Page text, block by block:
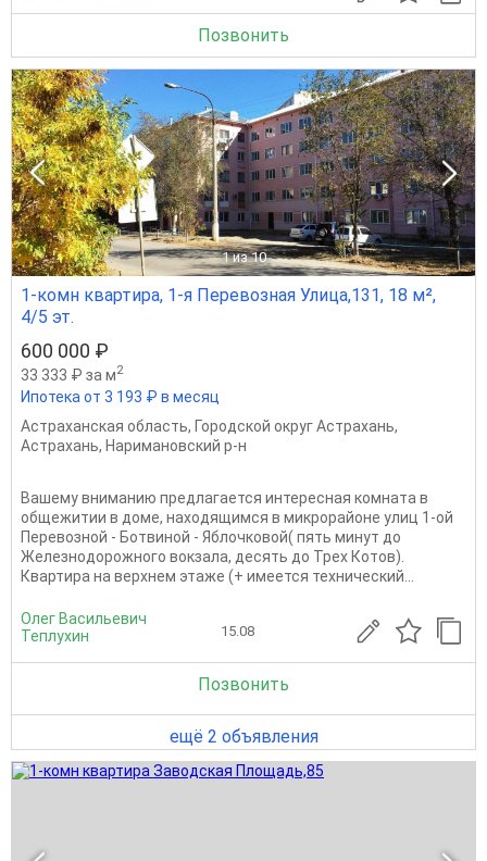
Позвонить
1 из 10
1-комн квартира, 1-я Перевозная Улица,131, 18 м²,
4/5 эт.
600 000 ₽
33 333 ₽ за м2
Ипотека от 3 193 ₽ в месяц
Астраханская область, Городской округ Астрахань,
Астрахань, Наримановский р-н
Вашему вниманию предлагается интересная комната в
общежитии в доме, находящимся в микрорайоне улиц 1-ой
Перевозной - Ботвиной - Яблочковой( пять минут до
Железнодорожного вокзала, десять до Трех Котов).
Квартира на верхнем этаже (+ имеется технический...
Олег Васильевич
Теплухин
15.08
Позвонить
ещё 2 объявления